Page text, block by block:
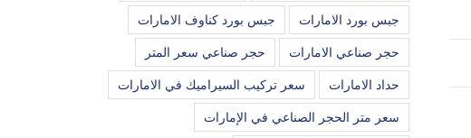
جبس بورد الامارات جبس بورد كناوف الامارات
حجر صناعي الامارات حجر صناعي سعر المتر
حداد الامارات سعر تركيب السيراميك في الامارات
سعر متر الحجر الصناعي في الإمارات